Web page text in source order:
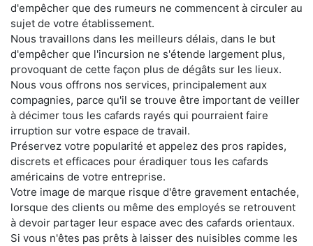
d'empêcher que des rumeurs ne commencent à circuler au
sujet de votre établissement.
Nous travaillons dans les meilleurs délais, dans le but
d'empêcher que l'incursion ne s'étende largement plus,
provoquant de cette façon plus de dégâts sur les lieux.
Nous vous offrons nos services, principalement aux
compagnies, parce qu'il se trouve être important de veiller
à décimer tous les cafards rayés qui pourraient faire
irruption sur votre espace de travail.
Préservez votre popularité et appelez des pros rapides,
discrets et efficaces pour éradiquer tous les cafards
américains de votre entreprise.
Votre image de marque risque d'être gravement entachée,
lorsque des clients ou même des employés se retrouvent
à devoir partager leur espace avec des cafards orientaux.
Si vous n'êtes pas prêts à laisser des nuisibles comme les